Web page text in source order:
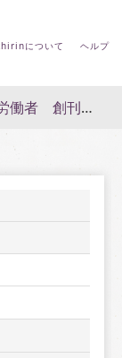
について ヘルプ
働者 創刊号